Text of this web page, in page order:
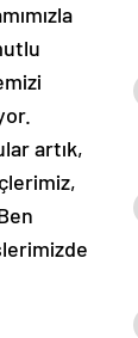
artık,